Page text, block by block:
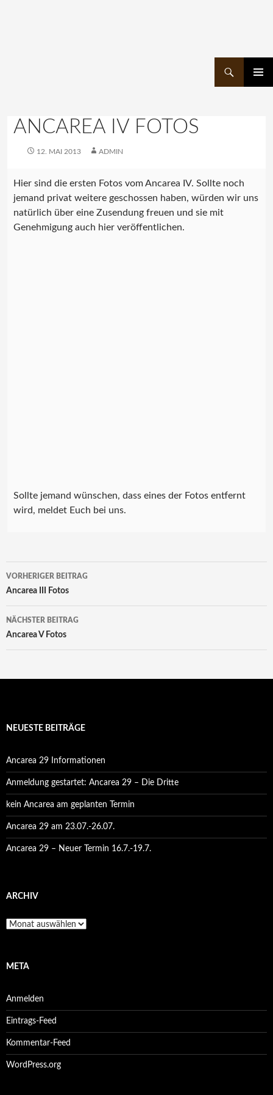
ANCAREA IV FOTOS
12. MAI 2013 ADMIN
Hier sind die ersten Fotos vom Ancarea IV. Sollte noch
jemand privat weitere geschossen haben, würden wir uns
natürlich über eine Zusendung freuen und sie mit
Genehmigung auch hier veröffentlichen.
Sollte jemand wünschen, dass eines der Fotos entfernt
wird, meldet Euch bei uns.
Beitrags-
Navigation
VORHERIGER BEITRAG
Ancarea III Fotos
NÄCHSTER BEITRAG
Ancarea V Fotos
NEUESTE BEITRÄGE
Ancarea 29 Informationen
Anmeldung gestartet: Ancarea 29 – Die Dritte
kein Ancarea am geplanten Termin
Ancarea 29 am 23.07.-26.07.
Ancarea 29 – Neuer Termin 16.7.-19.7.
ARCHIV
Archiv
META
Anmelden
Eintrags-Feed
Kommentar-Feed
WordPress.org